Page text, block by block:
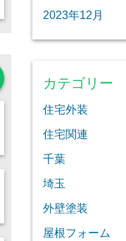
2023年12月
カテゴリー
住宅外装
住宅関連
千葉
埼玉
外壁塗装
屋根フォーム